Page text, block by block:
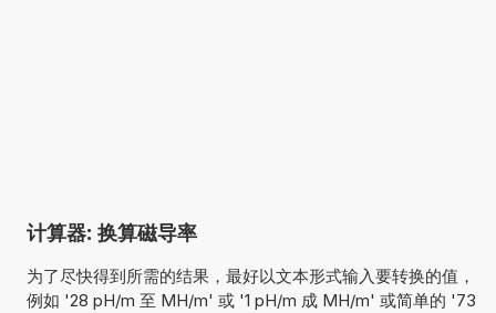
计算器: 换算磁导率
为了尽快得到所需的结果，最好以文本形式输入要转换的值，
例如 '28 pH/m 至 MH/m' 或 '1 pH/m 成 MH/m' 或简单的 '73